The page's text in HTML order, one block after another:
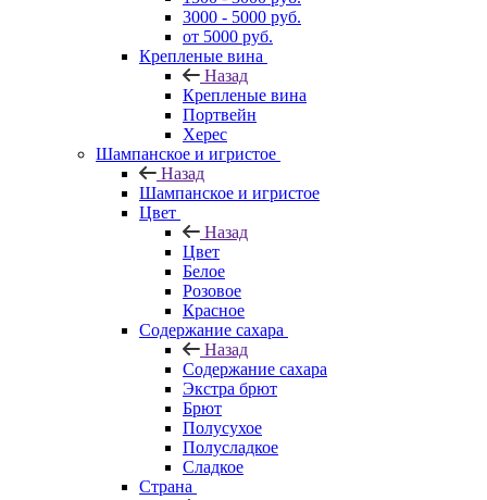
3000 - 5000 руб.
от 5000 руб.
Крепленые вина
Назад
Крепленые вина
Портвейн
Херес
Шампанское и игристое
Назад
Шампанское и игристое
Цвет
Назад
Цвет
Белое
Розовое
Красное
Содержание сахара
Назад
Содержание сахара
Экстра брют
Брют
Полусухое
Полусладкое
Сладкое
Страна